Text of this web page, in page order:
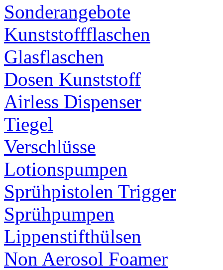
Sonderangebote
Kunststoffflaschen
Glasflaschen
Dosen Kunststoff
Airless Dispenser
Tiegel
Verschlüsse
Lotionspumpen
Sprühpistolen Trigger
Sprühpumpen
Lippenstifthülsen
Non Aerosol Foamer